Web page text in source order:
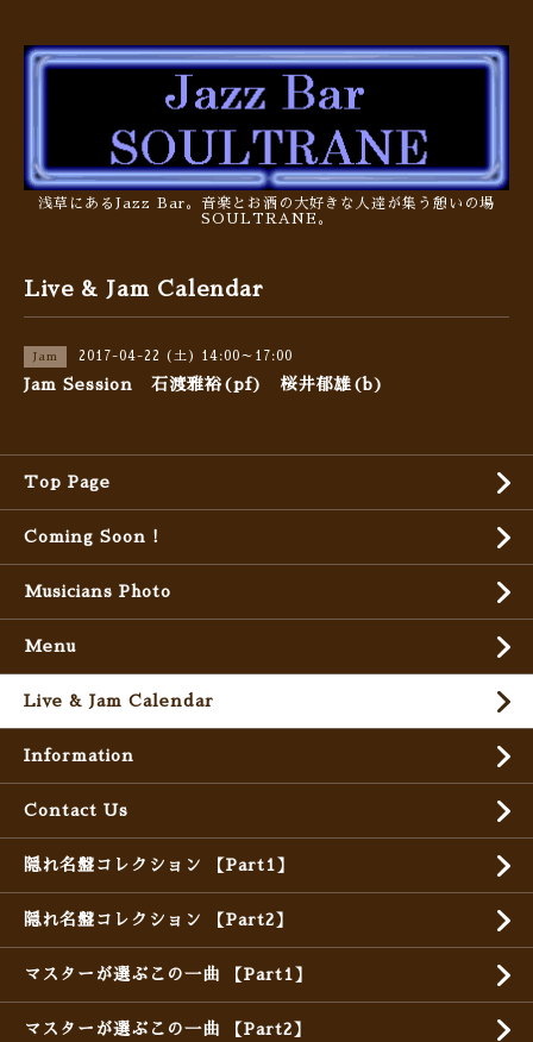
浅草にあるJazz Bar。音楽とお酒の大好きな人達が集う憩いの場
SOULTRANE。
Live & Jam Calendar
Jam 2017-04-22 (土) 14:00～17:00
Jam Session 石渡雅裕(pf) 桜井郁雄(b)
Top Page
Coming Soon !
Musicians Photo
Menu
Live & Jam Calendar
Information
Contact Us
隠れ名盤コレクション 【Part1】
隠れ名盤コレクション 【Part2】
マスターが選ぶこの一曲 【Part1】
マスターが選ぶこの一曲 【Part2】